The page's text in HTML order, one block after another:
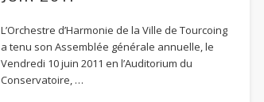
L’Orchestre d’Harmonie de la Ville de Tourcoing
a tenu son Assemblée générale annuelle, le
Vendredi 10 juin 2011 en l’Auditorium du
Conservatoire, …